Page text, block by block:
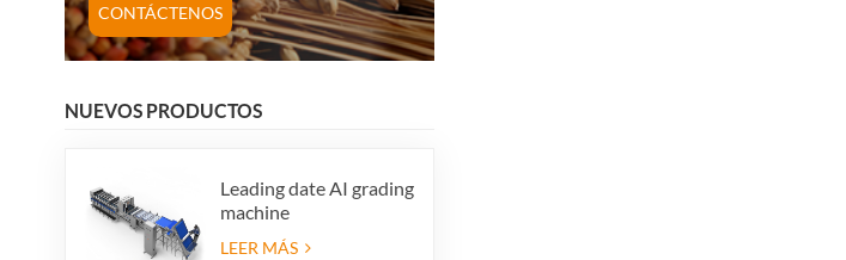
CONTÁCTENOS
NUEVOS PRODUCTOS
Leading date AI grading
machine
LEER MÁS